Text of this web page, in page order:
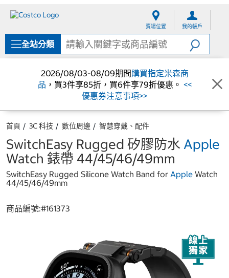
單
賣場位置 我的帳戶
全站分類
2026/08/03-08/09期間購買指定米森商
品 ，買3件享85折，買6件享79折優惠。 <<
優惠券注意事項>>
首頁 3C 科技 數位周邊 智慧穿戴、配件
SwitchEasy Rugged 矽膠防水 Apple
Watch 錶帶 44/45/46/49mm
SwitchEasy Rugged Silicone Watch Band for Apple Watch
44/45/46/49mm
商品編號:#161373